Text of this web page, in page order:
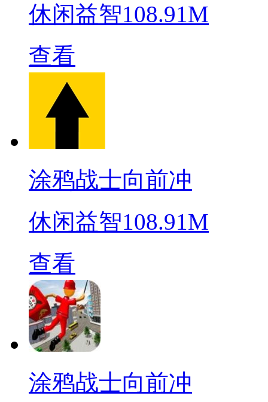
休闲益智108.91M
查看
涂鸦战士向前冲
休闲益智108.91M
查看
涂鸦战士向前冲